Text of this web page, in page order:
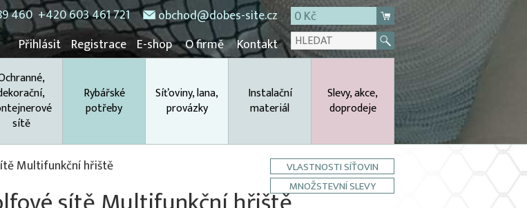
460 +420 603 461 721 obchod@dobes-site.cz
0 Kč
Přihlásit Registrace E-shop O firmě Kontakt
sítě
Rybářské
potřeby
Síťoviny, lana,
provázky
Instalační
materiál
Slevy, akce,
doprodeje
Multifunkční hřiště
VLASTNOSTI SÍŤOVIN
MNOŽSTEVNÍ SLEVY